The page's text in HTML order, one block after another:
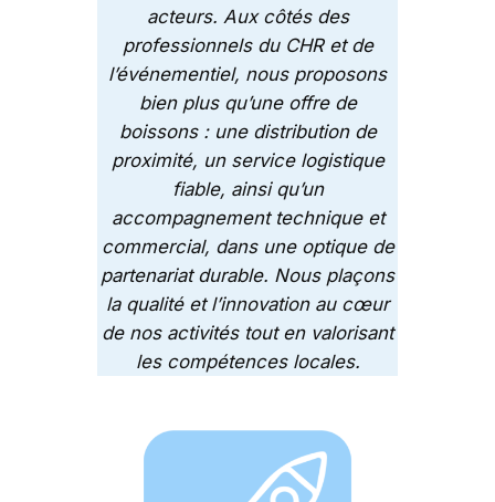
acteurs. Aux côtés des
professionnels du CHR et de
l’événementiel, nous proposons
bien plus qu’une offre de
boissons : une distribution de
proximité, un service logistique
fiable, ainsi qu’un
accompagnement technique et
commercial, dans une optique de
partenariat durable. Nous plaçons
la qualité et l’innovation au cœur
de nos activités tout en valorisant
les compétences locales.